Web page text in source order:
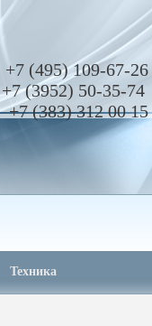
+7 (495) 109-67-26
+7 (3952) 50-35-74
+7 (383) 312 00 15
Техника